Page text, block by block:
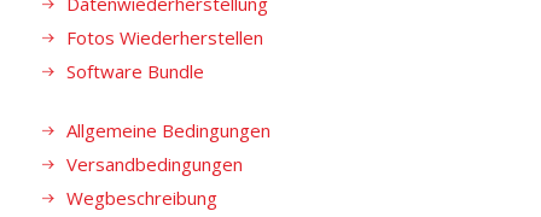
Fotos Wiederherstellen
Software Bundle
Allgemeine Bedingungen
Versandbedingungen
Wegbeschreibung